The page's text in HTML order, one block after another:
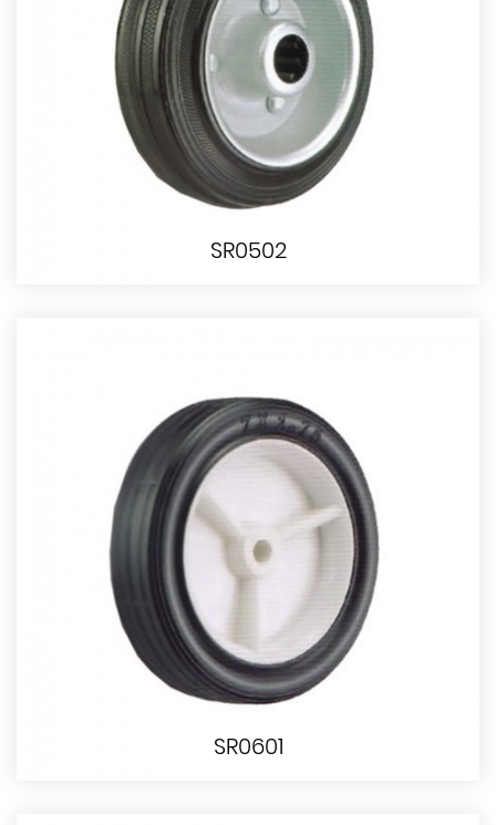
SR0502
SR0601